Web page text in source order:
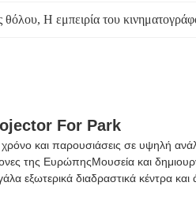
θόλου, Η εμπειρία του
For Park
και παρουσιάσεις σε υψηλή
της ΕυρώπηςΜουσεία και
εξωτερικά διαδραστικά κέντρα